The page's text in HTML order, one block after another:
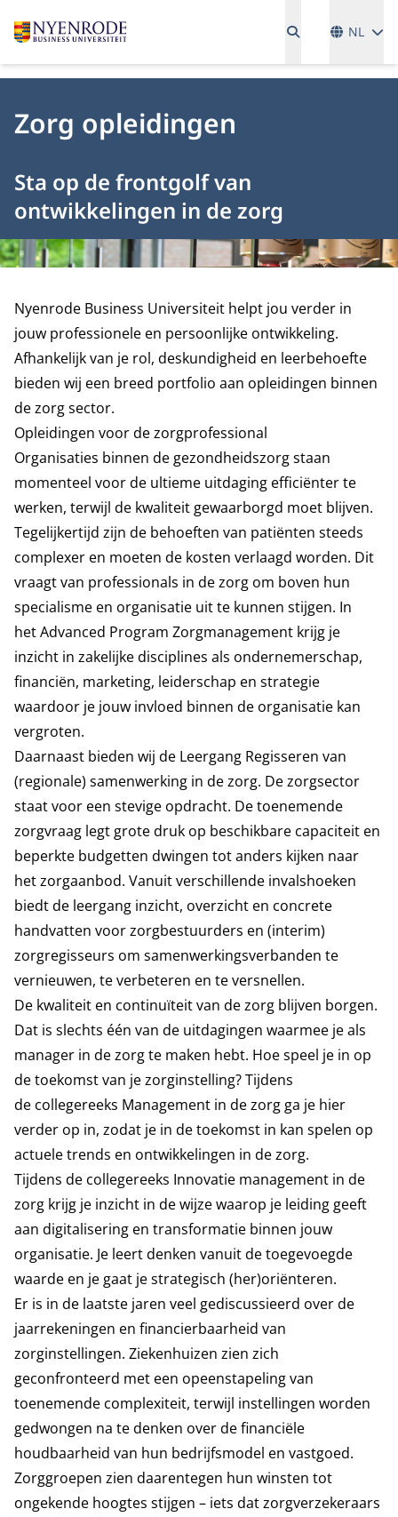
NL
Zorg opleidingen
Sta op de frontgolf van
ontwikkelingen in de zorg
Nyenrode Business Universiteit helpt jou verder in
jouw professionele en persoonlijke ontwikkeling.
Afhankelijk van je rol, deskundigheid en leerbehoefte
bieden wij een breed portfolio aan opleidingen binnen
de zorg sector.
Opleidingen voor de zorgprofessional
Organisaties binnen de gezondheidszorg staan
momenteel voor de ultieme uitdaging efficiënter te
werken, terwijl de kwaliteit gewaarborgd moet blijven.
Tegelijkertijd zijn de behoeften van patiënten steeds
complexer en moeten de kosten verlaagd worden. Dit
vraagt van professionals in de zorg om boven hun
specialisme en organisatie uit te kunnen stijgen. In
hetAdvanced Program Zorgmanagement krijg je
inzicht in zakelijke disciplines als ondernemerschap,
financiën, marketing, leiderschap en strategie
waardoor je jouw invloed binnen de organisatie kan
vergroten.
Daarnaast bieden wij de Leergang Regisseren van
(regionale) samenwerking in de zorg. De zorgsector
staat voor een stevige opdracht. De toenemende
zorgvraag legt grote druk op beschikbare capaciteit en
beperkte budgetten dwingen tot anders kijken naar
het zorgaanbod. Vanuit verschillende invalshoeken
biedt de leergang inzicht, overzicht en concrete
handvatten voor zorgbestuurders en (interim)
zorgregisseurs om samenwerkingsverbanden te
vernieuwen, te verbeteren en te versnellen.
De kwaliteit en continuïteit van de zorg blijven borgen.
Dat is slechts één van de uitdagingen waarmee je als
manager in de zorg te maken hebt. Hoe speel je in op
de toekomst van je zorginstelling? Tijdens
de collegereeks Management in de zorg ga je hier
verder op in, zodat je in de toekomst in kan spelen op
actuele trends en ontwikkelingen in de zorg.
Tijdens de collegereeks Innovatie management in de
zorg krijg je inzicht in de wijze waarop je leiding geeft
aan digitalisering en transformatie binnen jouw
organisatie. Je leert denken vanuit de toegevoegde
waarde en je gaat je strategisch (her)oriënteren.
Er is in de laatste jaren veel gediscussieerd over de
jaarrekeningen en financierbaarheid van
zorginstellingen. Ziekenhuizen zien zich
geconfronteerd met een opeenstapeling van
toenemende complexiteit, terwijl instellingen worden
gedwongen na te denken over de financiële
houdbaarheid van hun bedrijfsmodel en vastgoed.
Zorggroepen zien daarentegen hun winsten tot
ongekende hoogtes stijgen – iets dat zorgverzekeraars